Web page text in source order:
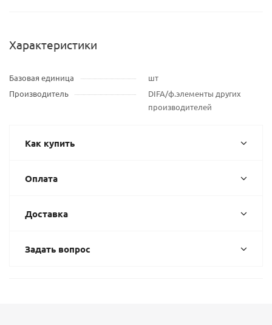
Характеристики
Базовая единица
шт
Производитель
DIFA/ф.элементы других
производителей
Как купить
Оплата
Доставка
Задать вопрос